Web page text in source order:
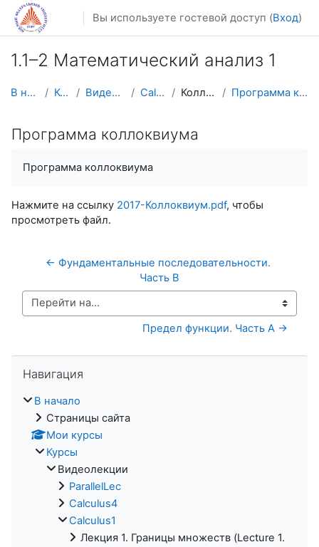
Перейти к основному содержанию
Вы используете гостевой доступ (Вход)
1.1–2 Математический анализ 1
В начало Курсы Видеолекции Calculus1 Коллоквиум Программа коллоквиума
Программа коллоквиума
Программа коллоквиума
Нажмите на ссылку 2017-Коллоквиум.pdf, чтобы
просмотреть файл.
← Фундаментальные последовательности.
Часть B
Перейти на...
Предел функции. Часть A →
Навигация
В начало
Страницы сайта
Мои курсы
Курсы
Видеолекции
ParallelLec
Calculus4
Calculus1
Лекция 1. Границы множеств (Lecture 1.